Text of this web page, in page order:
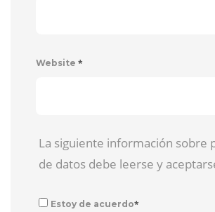
Website *
La siguiente información sobre
de datos debe leerse y
Estoy de acuerdo*